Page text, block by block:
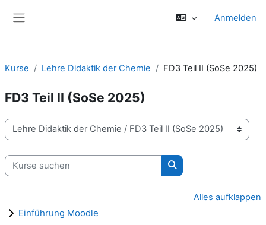
Anmelden
Kurse Lehre Didaktik der Chemie FD3 Teil II (SoSe 2025)
FD3 Teil II (SoSe 2025)
Kursbereiche
Kurse suchen
Kurse suchen
Alles aufklappen
Einführung Moodle